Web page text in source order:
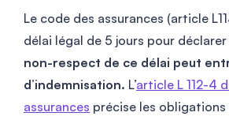
Le code des assurances (article
délai légal de 5 jours pour
non-respect de ce délai peut
d’indemnisation. L’article L 112-4
assurances précise les